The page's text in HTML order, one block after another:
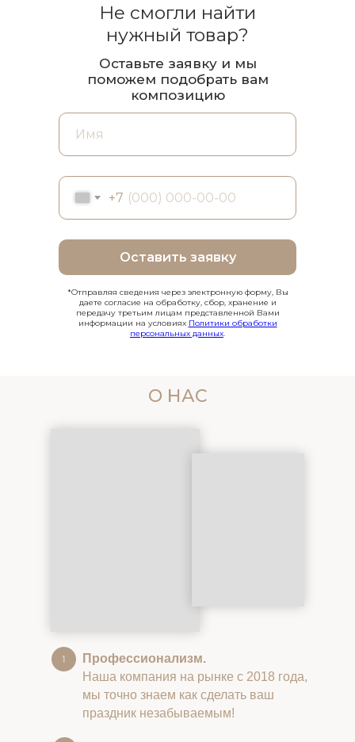
+7
Оставить заявку
Не смогли найти
нужный товар?
Оставьте заявку и мы
поможем подобрать вам
композицию
*Отправляя сведения через электронную форму, Вы
даете согласие на обработку, сбор, хранение и
передачу третьим лицам представленной Вами
информации на условиях Политики обработки
персональных данных.
О НАС
Профессионализм.
Наша компания на рынке с 2018 года,
мы точно знаем как сделать ваш
праздник незабываемым!